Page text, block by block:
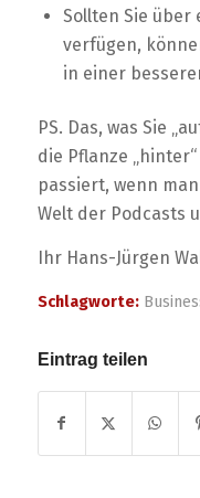
Sollten Sie über
verfügen,
in einer
PS. Das, was Sie
die Pflanze
passiert, wenn
Welt der Podcasts
Ihr Hans-Jürgen
Schlagworte:
Eintrag teilen